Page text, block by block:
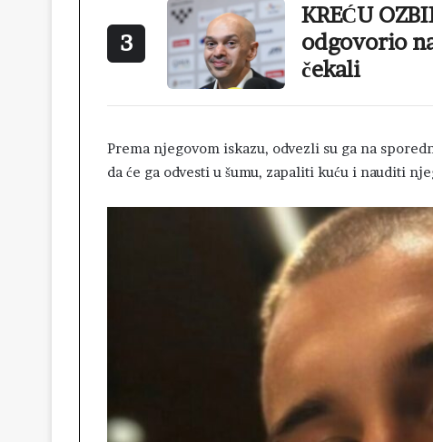
3
KREĆU
odgovorio
čekali
Prema njegovom iskazu, odvezli su ga na
da će ga odvesti u šumu, zapaliti kuću i nauditi